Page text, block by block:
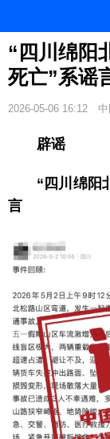
“四川绵阳
死亡”系谣
2026-05-06 16:12
辟谣
“四川绵阳
言